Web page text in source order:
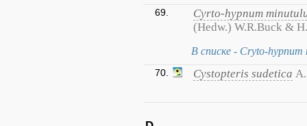
69.
Cyrto-hypnum
(Hedw.) W.R.Buck &
В списке - Cryto-
70. Cystopteris sudetica